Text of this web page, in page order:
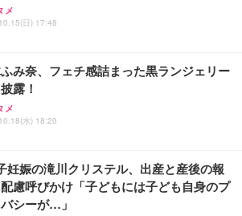
メ
日) 17:48
み奈、フェチ感詰まった黒ランジェリー
露！
メ
水) 18:20
妊娠の滝川クリステル、出産と産後の報
慮呼びかけ「子どもには子ども自身のプ
シーが…」